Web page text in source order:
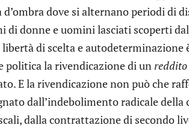
dove si alternano periodi di
donne e uomini lasciati scoperti
di scelta e autodeterminazione
politica la rivendicazione di unreddito
E la rivendicazione non può che
dall’indebolimento radicale
dalla contrattazione di secondo